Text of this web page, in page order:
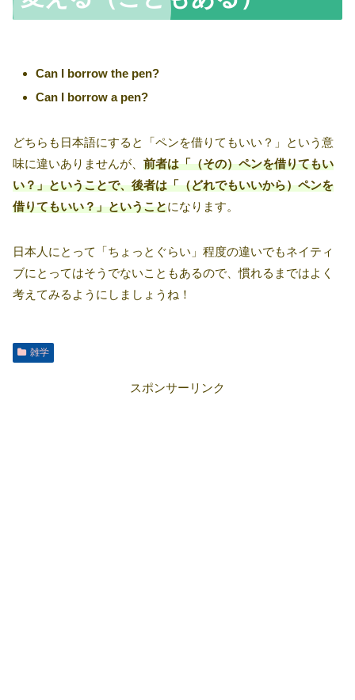
Can I borrow the pen?
Can I borrow a pen?
どちらも日本語にすると「ペンを借りてもいい？」という意
味に違いありませんが、 前者は「（その）ペンを借りてもい
い？」ということで、後者は「（どれでもいいから）ペンを
借りてもいい？」ということになります。
日本人にとって「ちょっとぐらい」程度の違いでもネイティ
ブにとってはそうでないこともあるので、慣れるまではよく
考えてみるようにしましょうね！
雑学
スポンサーリンク